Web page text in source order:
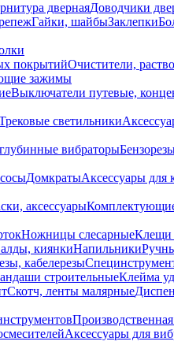
двернаяДоводчики
Гайки, шайбыЗаклепки
покрытийОчистители,
зажимы
Выключатели путевые,
светильники
вибраторы
ДомкратыАксессуары для
аксессуары
Ножницы слесарныеКлещи
киянкиНапильники
кабелерезы
строительныеКлейма
Скотч, ленты малярные
Аксессуары для